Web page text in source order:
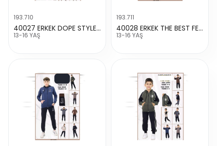
193.710
40027 ERKEK DOPE STYLE FERMUARLI TAKIM
13-16 YAŞ
193.711
40028 ERKEK THE BEST FERMUARLI TAKIM
13-16 YAŞ